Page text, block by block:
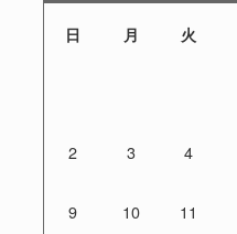
日 月 火
2 3 4
9 10 11